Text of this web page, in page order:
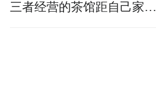
三者经营的茶馆距自己家步